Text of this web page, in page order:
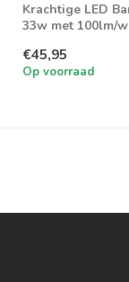
Krachtige LED
33w met 100lm/w
€45,95
Op voorraad